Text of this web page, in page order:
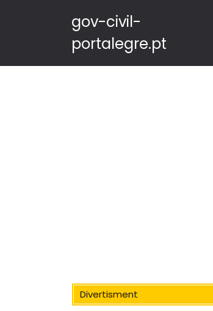
gov-civil-
portalegre.pt
Divertisment